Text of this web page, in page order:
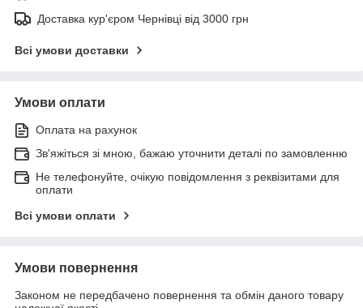
Доставка кур'єром Чернівці від 3000 грн
Всі умови доставки
Умови оплати
Оплата на рахунок
Зв'яжіться зі мною, бажаю уточнити деталі по замовленню
Не телефонуйте, очікую повідомлення з реквізитами для
оплати
Всі умови оплати
Умови повернення
Законом не передбачено повернення та обмін даного товару